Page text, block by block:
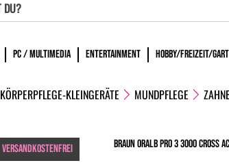
PC / MULTIMEDIA ENTERTAINMENT HOBBY/FREIZEIT/
KÖRPERPFLEGE-KLEINGERÄTE MUNDPFLEGE
VERSANDKOSTENFREI Braun OralB Pro 3 3000 Cross